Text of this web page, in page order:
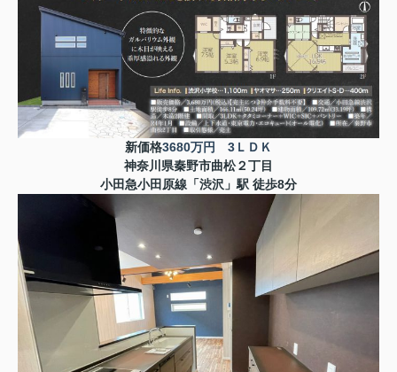
新価格3680万円 3ＬＤＫ
神奈川県秦野市曲松２丁目
小田急小田原線「渋沢」駅 徒歩8分